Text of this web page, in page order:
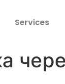
Services